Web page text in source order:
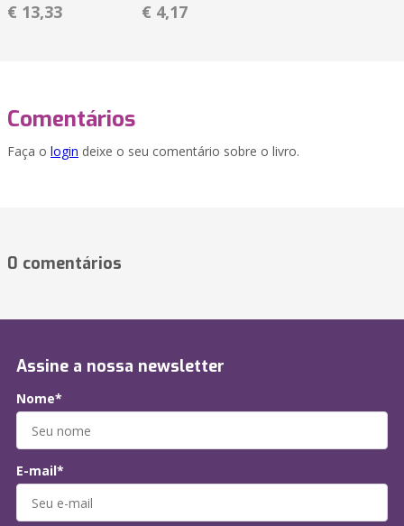
€ 13,33 € 4,17
Comentários
Faça o login deixe o seu comentário sobre o livro.
0 comentários
Assine a nossa newsletter
Nome*
E-mail*